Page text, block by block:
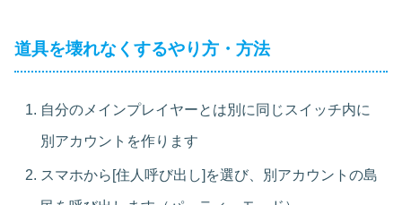
道具を壊れなくするやり方・方法
自分のメインプレイヤーとは別に同じスイッチ内に
別アカウントを作ります
スマホから[住人呼び出し]を選び、別アカウントの島